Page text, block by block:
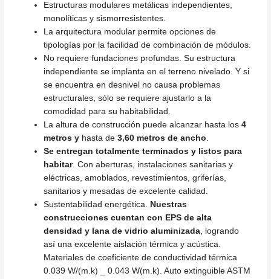
Estructuras modulares metálicas independientes,
monolíticas y sismorresistentes.
La arquitectura modular permite opciones de
tipologías por la facilidad de combinación de módulos.
No requiere fundaciones profundas. Su estructura
independiente se implanta en el terreno nivelado. Y si
se encuentra en desnivel no causa problemas
estructurales, sólo se requiere ajustarlo a la
comodidad para su habitabilidad.
La altura de construcción puede alcanzar hasta los4
metros y hasta de 3,60 metros de ancho.
Se entregan totalmente terminados y listos para
habitar. Con aberturas, instalaciones sanitarias y
eléctricas, amoblados, revestimientos, griferías,
sanitarios y mesadas de excelente calidad.
Sustentabilidad energética. Nuestras
construcciones cuentan con EPS de alta
densidad y lana de vidrio aluminizada, logrando
así una excelente aislación térmica y acústica.
Materiales de coeficiente de conductividad térmica
0.039 W/(m.k) _ 0.043 W(m.k). Auto extinguible ASTM